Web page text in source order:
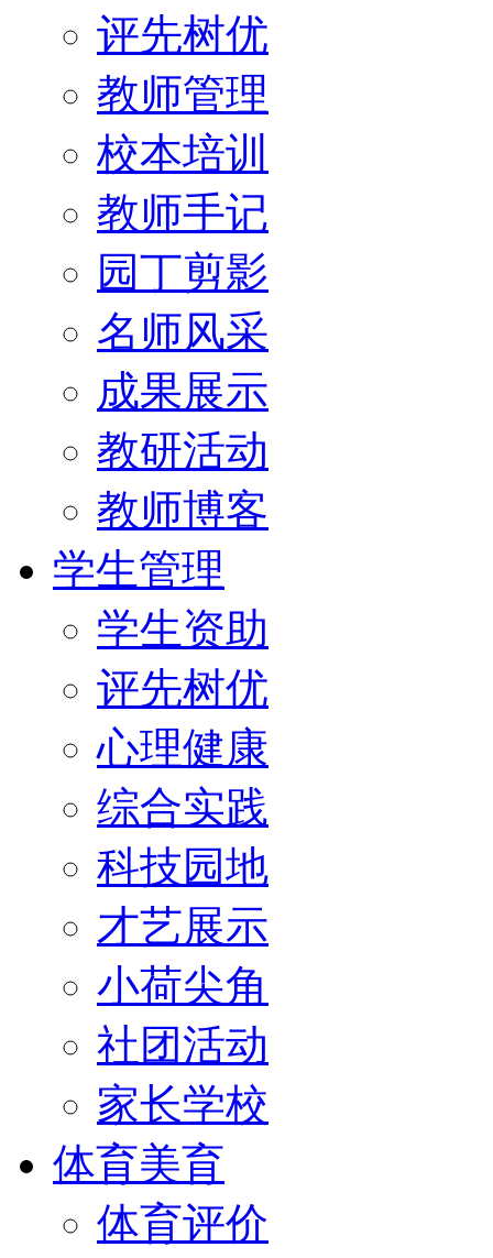
评先树优
教师管理
校本培训
教师手记
园丁剪影
名师风采
成果展示
教研活动
教师博客
学生管理
学生资助
评先树优
心理健康
综合实践
科技园地
才艺展示
小荷尖角
社团活动
家长学校
体育美育
体育评价